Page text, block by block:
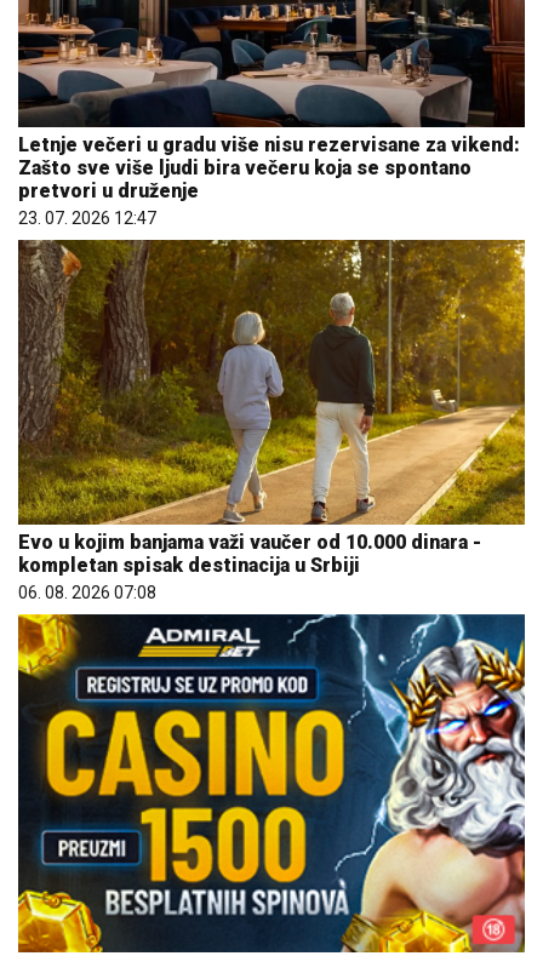
Letnje večeri u gradu više nisu rezervisane za vikend:
Zašto sve više ljudi bira večeru koja se spontano
pretvori u druženje
23. 07. 2026 12:47
Evo u kojim banjama važi vaučer od 10.000 dinara -
kompletan spisak destinacija u Srbiji
06. 08. 2026 07:08